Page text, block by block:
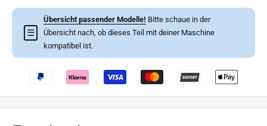
☰
Übersicht passender Modelle! Bitte schaue in der
Übersicht nach, ob dieses Teil mit deiner Maschine
kompatibel ist.